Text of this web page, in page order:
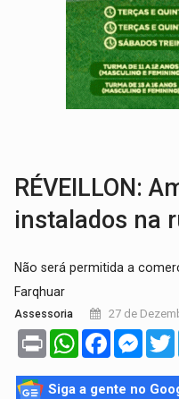
CASO
RÉVEILLON:
instalados na
Não será permitida a
Farqhuar
Assessoria 27 de
Print WhatsAppFacebook
Siga a gente no